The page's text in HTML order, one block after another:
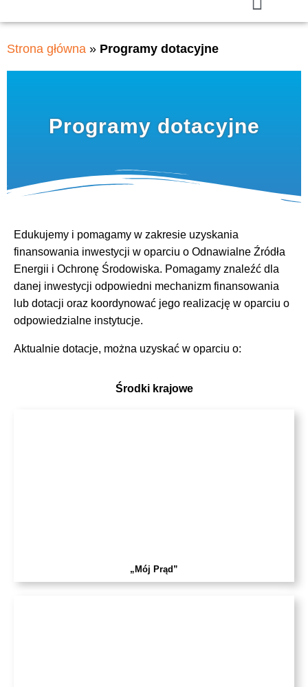
Strona główna » Programy dotacyjne
Programy dotacyjne
Edukujemy i pomagamy w zakresie uzyskania
finansowania inwestycji w oparciu o Odnawialne Źródła
Energii i Ochronę Środowiska. Pomagamy znaleźć dla
danej inwestycji odpowiedni mechanizm finansowania
lub dotacji oraz koordynować jego realizację w oparciu o
odpowiedzialne instytucje.
Aktualnie dotacje, można uzyskać w oparciu o:
Środki krajowe
„Mój Prąd”